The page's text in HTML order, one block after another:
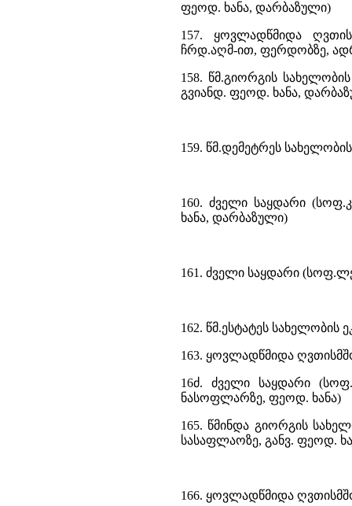
ფეოდ. ხანა, დარბაზული)
157. ყოვლადწმიდა
ჩრდ.აღმ-ით, ფერდობზე,
158. წმ.გიორგის
გვიანდ. ფეოდ. ხანა,
159. წმ.დემეტრეს
160. ძველი საყდარი
ხანა, დარბაზული)
161. ძველი საყდარი
162. წმ.ესტატეს სახელობის
163. ყოვლადწმიდა
16ძ. ძველი საყდარი
ნასოფლარზე, ფეოდ. ხანა)
165. წმინდა გიორგის
სასაფლაოზე, განვ. ფეოდ.
166. ყოვლადწმიდა